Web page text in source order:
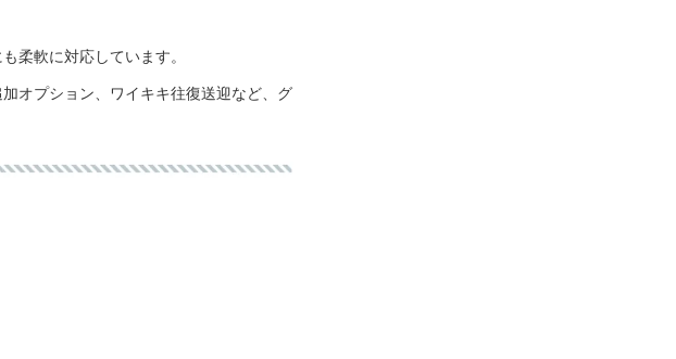
柔軟に対応しています。
オプション、ワイキキ往復送迎など、グ